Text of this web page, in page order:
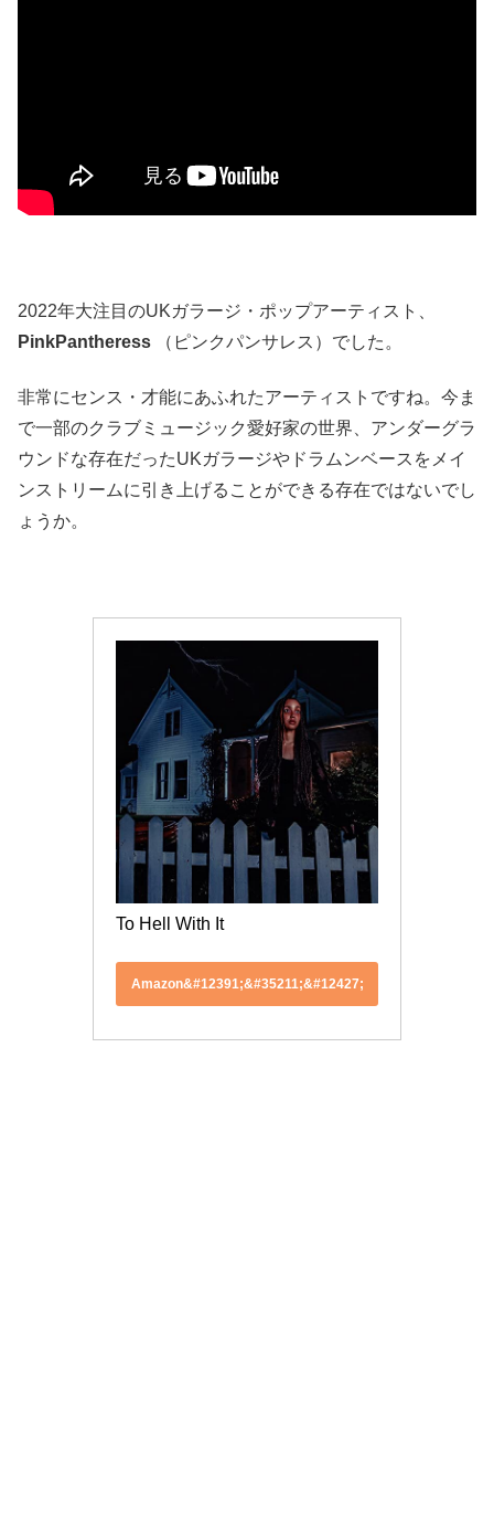
2022年大注目のUKガラージ・ポップアーティスト、
PinkPantheress （ピンクパンサレス）でした。
非常にセンス・才能にあふれたアーティストですね。今ま
で一部のクラブミュージック愛好家の世界、アンダーグラ
ウンドな存在だったUKガラージやドラムンベースをメイ
ンストリームに引き上げることができる存在ではないでし
ょうか。
To Hell With It
Amazon&#12391;&#35211;&#12427;